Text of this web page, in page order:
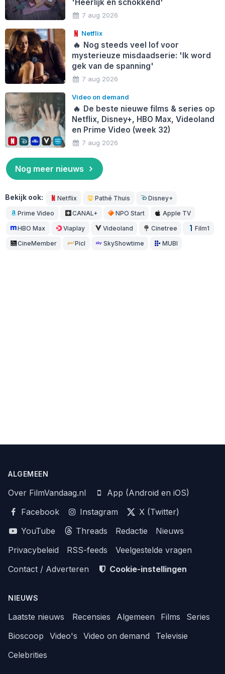
'Heerlijk en schokkend'
7 aug 2026
Netflix
🔥 Nog steeds veel lof voor
mysterieuze misdaadserie: 'Ik word
gek van de spanning'
7 aug 2026
Video on demand
🔥 De beste nieuwe films & series op
Netflix, Disney+, HBO Max, Videoland
en Prime Video (week 32)
7 aug 2026
Nog meer nieuws
Bekijk ook: Netflix Pathé Thuis Disney+
Prime Video CANAL+ NPO Start Apple TV
HBO Max Viaplay Videoland Cinetree Film1
CineMember Picl SkyShowtime MUBI
ALGEMEEN
Over FilmVandaag.nl
App (Android en iOS)
Facebook
Instagram
X (Twitter)
YouTube
Threads Redactie
Nieuws
Privacybeleid
RSS-feeds
Veelgestelde vragen
Contact / Adverteren
Cookie-instellingen
NIEUWS
Laatste nieuws Recensies Algemeen Films
Series
Bioscoop
Video's Video on demand
Televisie
Celebrities